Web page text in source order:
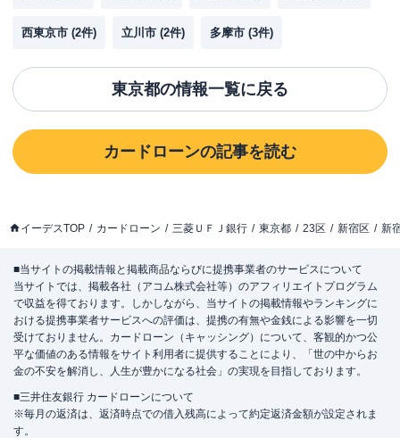
西東京市 (2件) 立川市 (2件) 多摩市 (3件)
東京都の情報一覧に戻る
カードローンの記事を読む
イーデスTOP カードローン 三菱ＵＦＪ銀行 東京都 23区 新宿区 新
■当サイトの掲載情報と掲載商品ならびに提携事業者のサービスについて
当サイトでは、掲載各社（アコム株式会社等）のアフィリエイトプログラム
で収益を得ております。しかしながら、当サイトの掲載情報やランキングに
おける提携事業者サービスへの評価は、提携の有無や金銭による影響を一切
受けておりません。カードローン（キャッシング）について、客観的かつ公
平な価値のある情報をサイト利用者に提供することにより、「世の中からお
金の不安を解消し、人生が豊かになる社会」の実現を目指しております。
■三井住友銀行 カードローンについて
※毎月の返済は、返済時点での借入残高によって約定返済金額が設定されま
す。